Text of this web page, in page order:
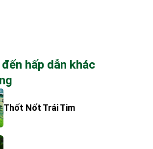
hấp dẫn khác
Thốt Nốt Trái Tim